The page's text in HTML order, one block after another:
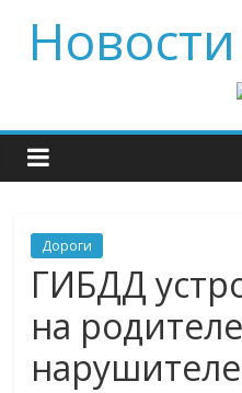
Дороги
ГИБДД
на